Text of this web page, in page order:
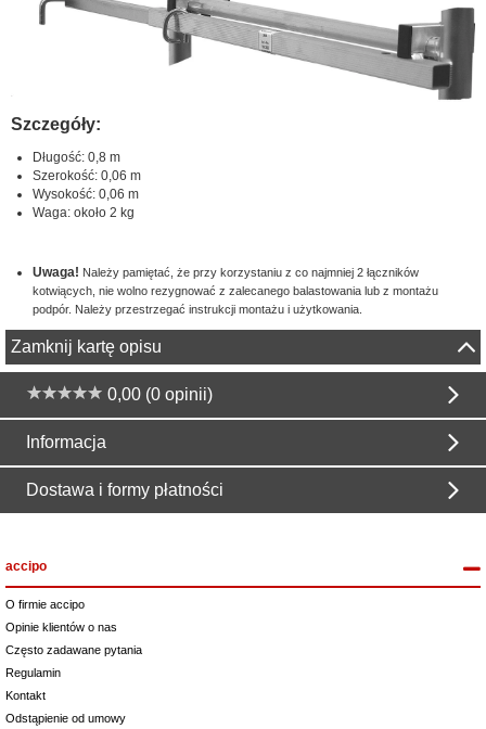
Szczegóły:
Długość: 0,8 m
Szerokość: 0,06 m
Wysokość: 0,06 m
Waga: około 2 kg
Uwaga! Należy pamiętać, że przy korzystaniu z co najmniej 2 łączników
kotwiących, nie wolno rezygnować z zalecanego balastowania lub z montażu
podpór. Należy przestrzegać instrukcji montażu i użytkowania.
Zamknij kartę opisu
0,00 (0 opinii)
Informacja
Dostawa i formy płatności
accipo
O firmie accipo
Opinie klientów o nas
Często zadawane pytania
Regulamin
Kontakt
Odstąpienie od umowy